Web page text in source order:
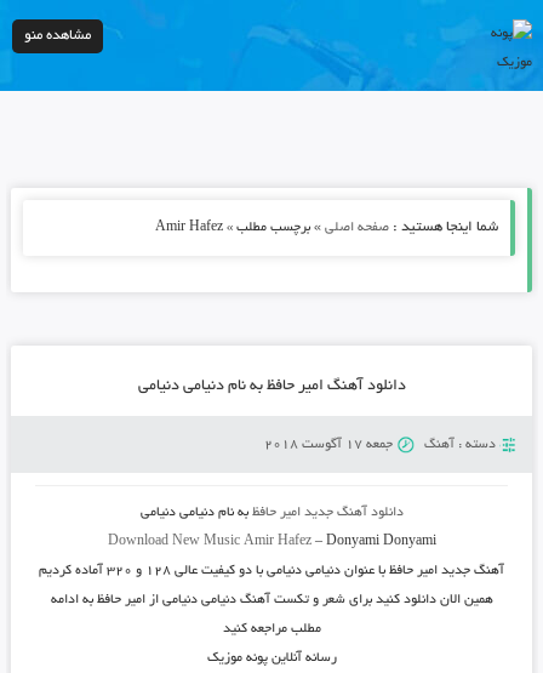
مشاهده منو
شما اینجا هستید : صفحه اصلی» برچسب مطلب » Amir Hafez
دانلود آهنگ امیر حافظ به نام دنیامی دنیامی
دسته : آهنگ جمعه 17 آگوست 2018
دانلود آهنگ جدید امیر حافظ به نامدنیامی دنیامی
Download New Music Amir Hafez– Donyami Donyami
آهنگ جدید امیر حافظبا عنوان دنیامی دنیامیبا دو کیفیت عالی ۱۲۸ و ۳۲۰ آماده کردیم
همین الان دانلود کنید برای شعر و تکست آهنگ دنیامی دنیامی از امیر حافظ به ادامه
مطلب مراجعه کنید
رسانه آنلاین پونه موزیک